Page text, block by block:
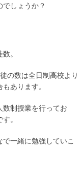
しょうか？
。
の数は全日制高校より
あります。
数制授業を行ってお
。
一緒に勉強していこ